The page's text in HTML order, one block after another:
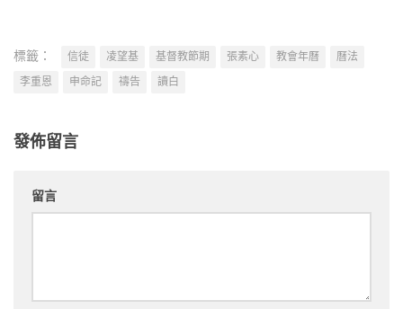
標籤： 信徒 凌望基 基督教節期 張素心 教會年曆
曆法
李重恩
申命記 禱告 讀白
發佈留言
留言